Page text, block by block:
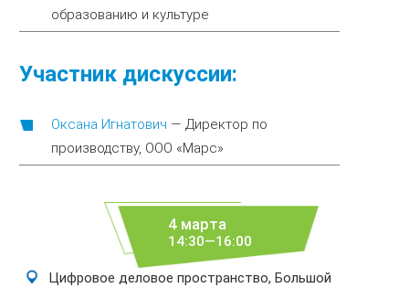
образованию и культуре
Участник дискуссии:
Оксана Игнатович — Директор по
производству, ООО «Марс»
4 марта
14:30—16:00
Цифровое деловое пространство, Большой